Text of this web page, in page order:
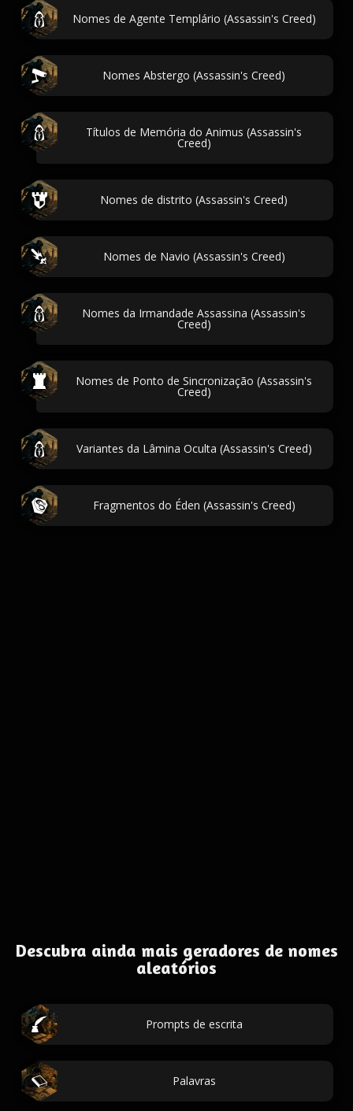
Nomes de Agente Templário (Assassin's Creed)
Nomes Abstergo (Assassin's Creed)
Títulos de Memória do Animus (Assassin's
Creed)
Nomes de distrito (Assassin's Creed)
Nomes de Navio (Assassin's Creed)
Nomes da Irmandade Assassina (Assassin's
Creed)
Nomes de Ponto de Sincronização (Assassin's
Creed)
Variantes da Lâmina Oculta (Assassin's Creed)
Fragmentos do Éden (Assassin's Creed)
Descubra ainda mais geradores de nomes
aleatórios
Prompts de escrita
Palavras